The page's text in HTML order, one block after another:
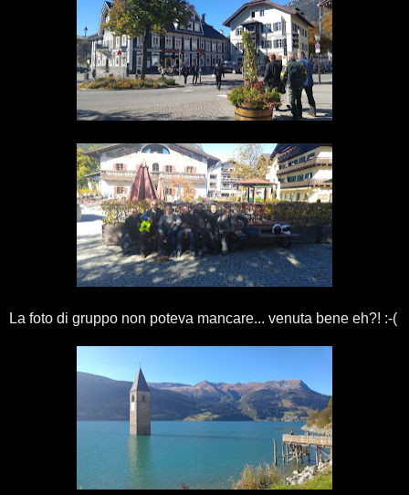
La foto di gruppo non poteva mancare... venuta bene eh?! :-(